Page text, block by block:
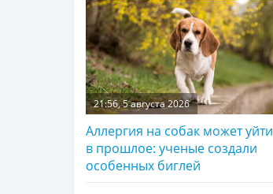
21:56, 5 августа 2026
Аллергия на собак может уйти
в прошлое: ученые создали
особенных биглей